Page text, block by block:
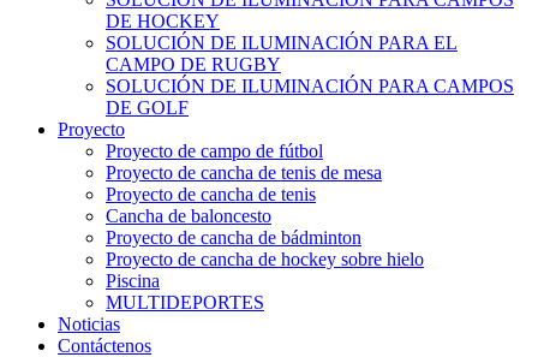
DE HOCKEY
SOLUCIÓN DE ILUMINACIÓN PARA EL
CAMPO DE RUGBY
SOLUCIÓN DE ILUMINACIÓN PARA CAMPOS
DE GOLF
Proyecto
Proyecto de campo de fútbol
Proyecto de cancha de tenis de mesa
Proyecto de cancha de tenis
Cancha de baloncesto
Proyecto de cancha de bádminton
Proyecto de cancha de hockey sobre hielo
Piscina
MULTIDEPORTES
Noticias
Contáctenos